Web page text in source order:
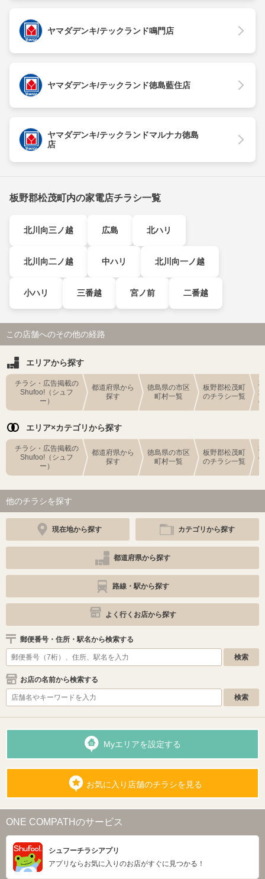
ヤマダデンキ/テックランド鳴門店
ヤマダデンキ/テックランド徳島藍住店
ヤマダデンキ/テックランドマルナカ徳島
店
板野郡松茂町内の家電店チラシ一覧
北川向三ノ越 広島 北ハリ
北川向二ノ越 中ハリ 北川向一ノ越
小ハリ 三番越 宮ノ前 二番越
この店舗へのその他の経路
エリアから探す
チラシ・広告掲載の
Shufoo!（シュフ
ー）
都道府県から
探す
徳島県の市区
町村一覧
板野郡松茂町
のチラシ一覧
エリア×カテゴリから探す
チラシ・広告掲載の
Shufoo!（シュフ
ー）
都道府県から
探す
徳島県の市区
町村一覧
板野郡松茂町
のチラシ一覧
他のチラシを探す
現在地から探す カテゴリから探す
都道府県から探す
路線・駅から探す
よく行くお店から探す
郵便番号・住所・駅名から検索する
お店の名前から検索する
Myエリアを設定する
お気に入り店舗のチラシを見る
ONE COMPATHのサービス
シュフーチラシアプリ
アプリならお気に入りのお店がすぐに見つかる！